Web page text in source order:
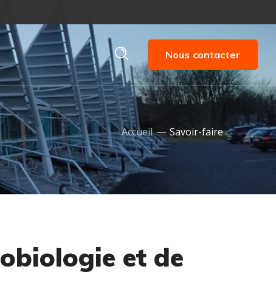
Nous contacter
Accueil Savoir-faire
et de